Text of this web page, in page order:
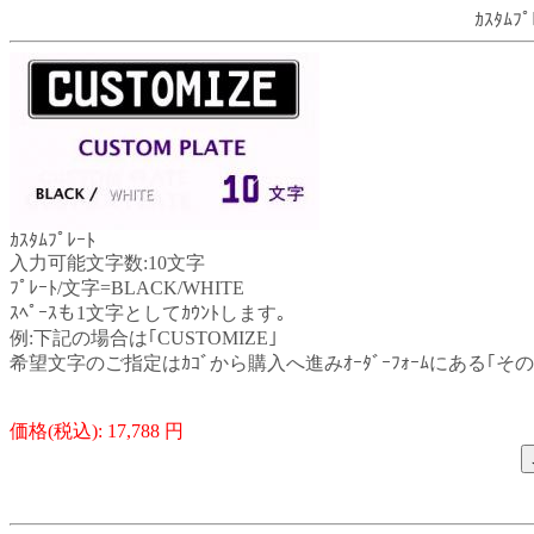
ｶｽﾀﾑﾌ
ｶｽﾀﾑﾌﾟﾚｰﾄ
入力可能文字数:10文字
ﾌﾟﾚｰﾄ/文字=BLACK/WHITE
ｽﾍﾟｰｽも1文字としてｶｳﾝﾄします｡
例:下記の場合は｢CUSTOMIZE｣
希望文字のご指定はｶｺﾞから購入へ進みｵｰﾀﾞｰﾌｫｰﾑにある｢そ
価格(税込): 17,788 円